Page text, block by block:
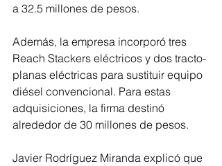
a 32.5 millones de pesos.
Además, la empresa incorporó tres
Reach Stackers eléctricos y dos tracto-
planas eléctricas para sustituir equipo
diésel convencional. Para estas
adquisiciones, la firma destinó
alrededor de 30 millones de pesos.
Javier Rodríguez Miranda explicó que